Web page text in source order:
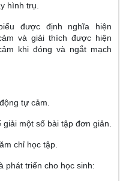
hình trụ.
được định nghĩa hiện
và giải thích được hiện
khi đóng và ngắt mạch
tự cảm.
một số bài tập đơn giản.
chỉ học tập.
phát triển cho học sinh: